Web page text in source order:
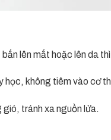
lên mắt hoặc lên da
không tiêm vào cơ
tránh xa nguồn lửa.